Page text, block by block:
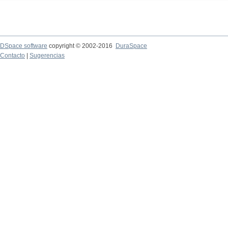
DSpace software copyright © 2002-2016
DuraSpace
Contacto
Sugerencias